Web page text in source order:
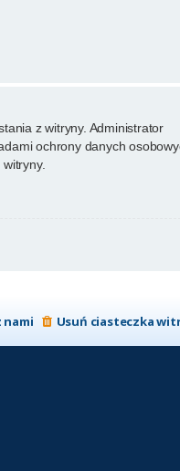
z witryny. Administrator
ochrony danych
Usuń ciasteczka